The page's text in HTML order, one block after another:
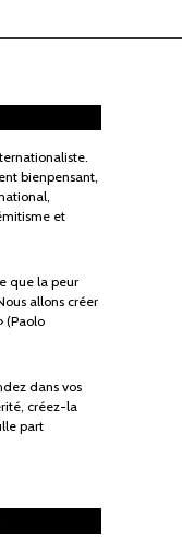
bienpensant,
et
que la peur
allons créer
(Paolo
dans vos
créez-la
part